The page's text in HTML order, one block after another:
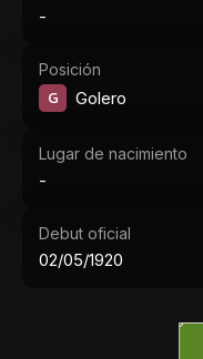
-
Posición
G Golero
Lugar de nacimiento
-
Debut oficial
02/05/1920